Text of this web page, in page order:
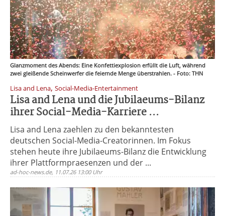
Glanzmoment des Abends: Eine Konfettiexplosion erfüllt die Luft, während
zwei gleißende Scheinwerfer die feiernde Menge überstrahlen. - Foto: THN
Lisa and Lena, Social-Media-Entertainment
Lisa and Lena und die Jubilaeums-Bilanz
ihrer Social-Media-Karriere ...
Lisa and Lena zaehlen zu den bekanntesten
deutschen Social-Media-Creatorinnen. Im Fokus
stehen heute ihre Jubilaeums-Bilanz die Entwicklung
ihrer Plattformpraesenzen und der ...
ad-hoc-news.de, 11.07.26 13:00 Uhr